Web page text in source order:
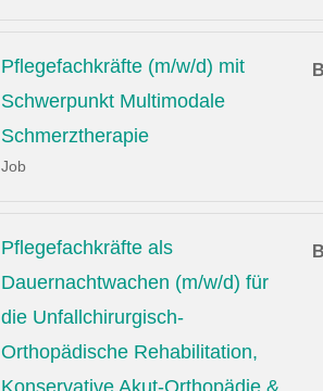
Pflegefachkräfte (m/w/d) mit
Schwerpunkt Multimodale
Schmerztherapie
Job
Pflegefachkräfte als
Dauernachtwachen (m/w/d) für
die Unfallchirurgisch-
Orthopädische Rehabilitation,